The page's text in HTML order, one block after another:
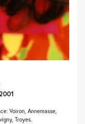
Voiron, Annemasse,
Troyes.